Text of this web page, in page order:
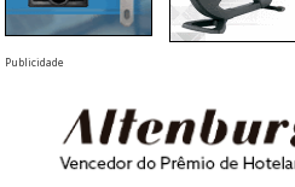
Publicidade